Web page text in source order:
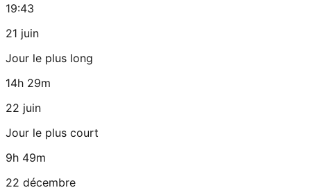
19:43
21 juin
Jour le plus long
14h 29m
22 juin
Jour le plus court
9h 49m
22 décembre